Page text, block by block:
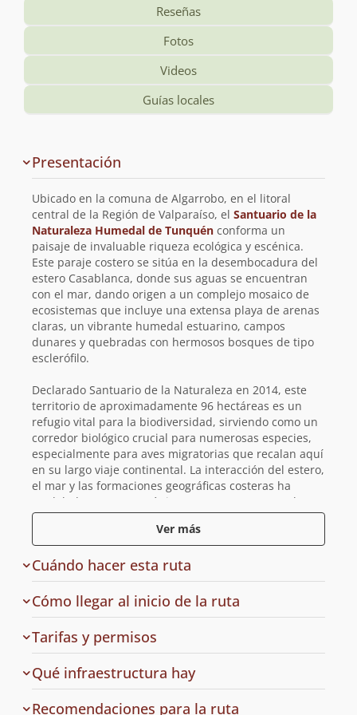
Reseñas
Fotos
Videos
Guías locales
y
planificación
de
la
ruta
Presentación
Ubicado en la comuna de Algarrobo, en el litoral
central de la Región de Valparaíso, el Santuario de la
Naturaleza Humedal de Tunquén conforma un
paisaje de invaluable riqueza ecológica y escénica.
Este paraje costero se sitúa en la desembocadura del
estero Casablanca, donde sus aguas se encuentran
con el mar, dando origen a un complejo mosaico de
ecosistemas que incluye una extensa playa de arenas
claras, un vibrante humedal estuarino, campos
dunares y quebradas con hermosos bosques de tipo
esclerófilo.
Declarado Santuario de la Naturaleza en 2014, este
territorio de aproximadamente 96 hectáreas es un
refugio vital para la biodiversidad, sirviendo como un
corredor biológico crucial para numerosas especies,
especialmente para aves migratorias que recalan aquí
en su largo viaje continental. La interacción del estero,
el mar y las formaciones geográficas costeras ha
modelado un entorno único, que contrasta con el
creciente desarrollo urbano de las localidades vecinas
y se erige como un bastión para la conservación del
patrimonio natural de la zona central de Chile.
El área es ideal para la observación de aves, la
fotografía de naturaleza y el senderismo de baja
dificultad, ofreciendo a sus visitantes una conexión
directa con un entorno costero que se mantiene en
estado prístino.
Entre su flora destacan especies arbóreas como el litre
(Lithrea caustica), el molle (Schinus latifolius), el peumo
(Cryptocarya alba) y el boldo (Peumus
Ver más
Cuándo hacer esta ruta
Cómo llegar al inicio de la ruta
Tarifas y permisos
acceso
Qué infraestructura hayen
la
ruta
Recomendaciones para la ruta